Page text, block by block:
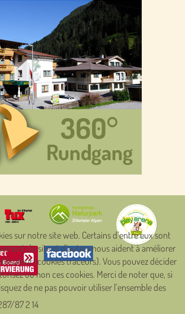
87 2 14
sur notre site web. Certains d’entre eux sont
du site et d’autres nous aident à améliorer
(cookies traceurs). Vous pouvez décider
ou non ces cookies. Merci de noter que, si
de ne pas pouvoir utiliser l’ensemble des